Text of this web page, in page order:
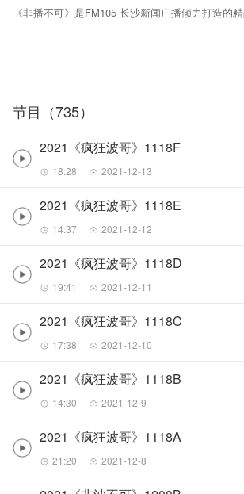
节目（735）
2021《疯狂波哥》1118F
18:28 2021-12-13
2021《疯狂波哥》1118E
14:37 2021-12-12
2021《疯狂波哥》1118D
19:41 2021-12-11
2021《疯狂波哥》1118C
17:38 2021-12-10
2021《疯狂波哥》1118B
14:30 2021-12-9
2021《疯狂波哥》1118A
21:20 2021-12-8